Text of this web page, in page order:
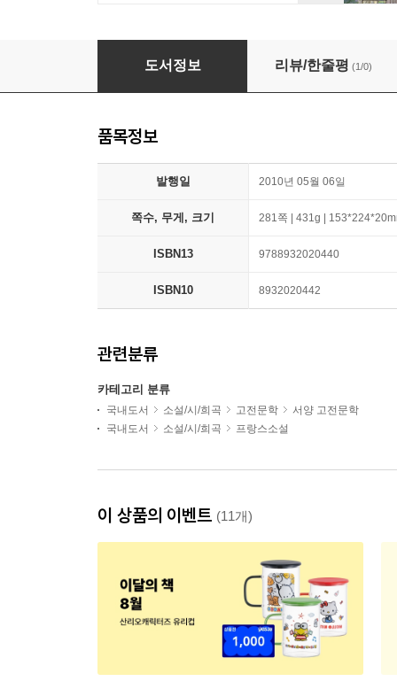
어린 시절
도서정보 리뷰/한줄평 (1/0)
품목정보
발행일 2010년 05월 06일
쪽수, 무게, 크기 281쪽 | 431g |
ISBN13 9788932020440
ISBN10 8932020442
관련분류
카테고리 분류
국내도서 소설/시/희곡 고전문학
서양 고전문학
국내도서
소설/시/희곡 프랑스소설
이 상품의 이벤트 (11개)